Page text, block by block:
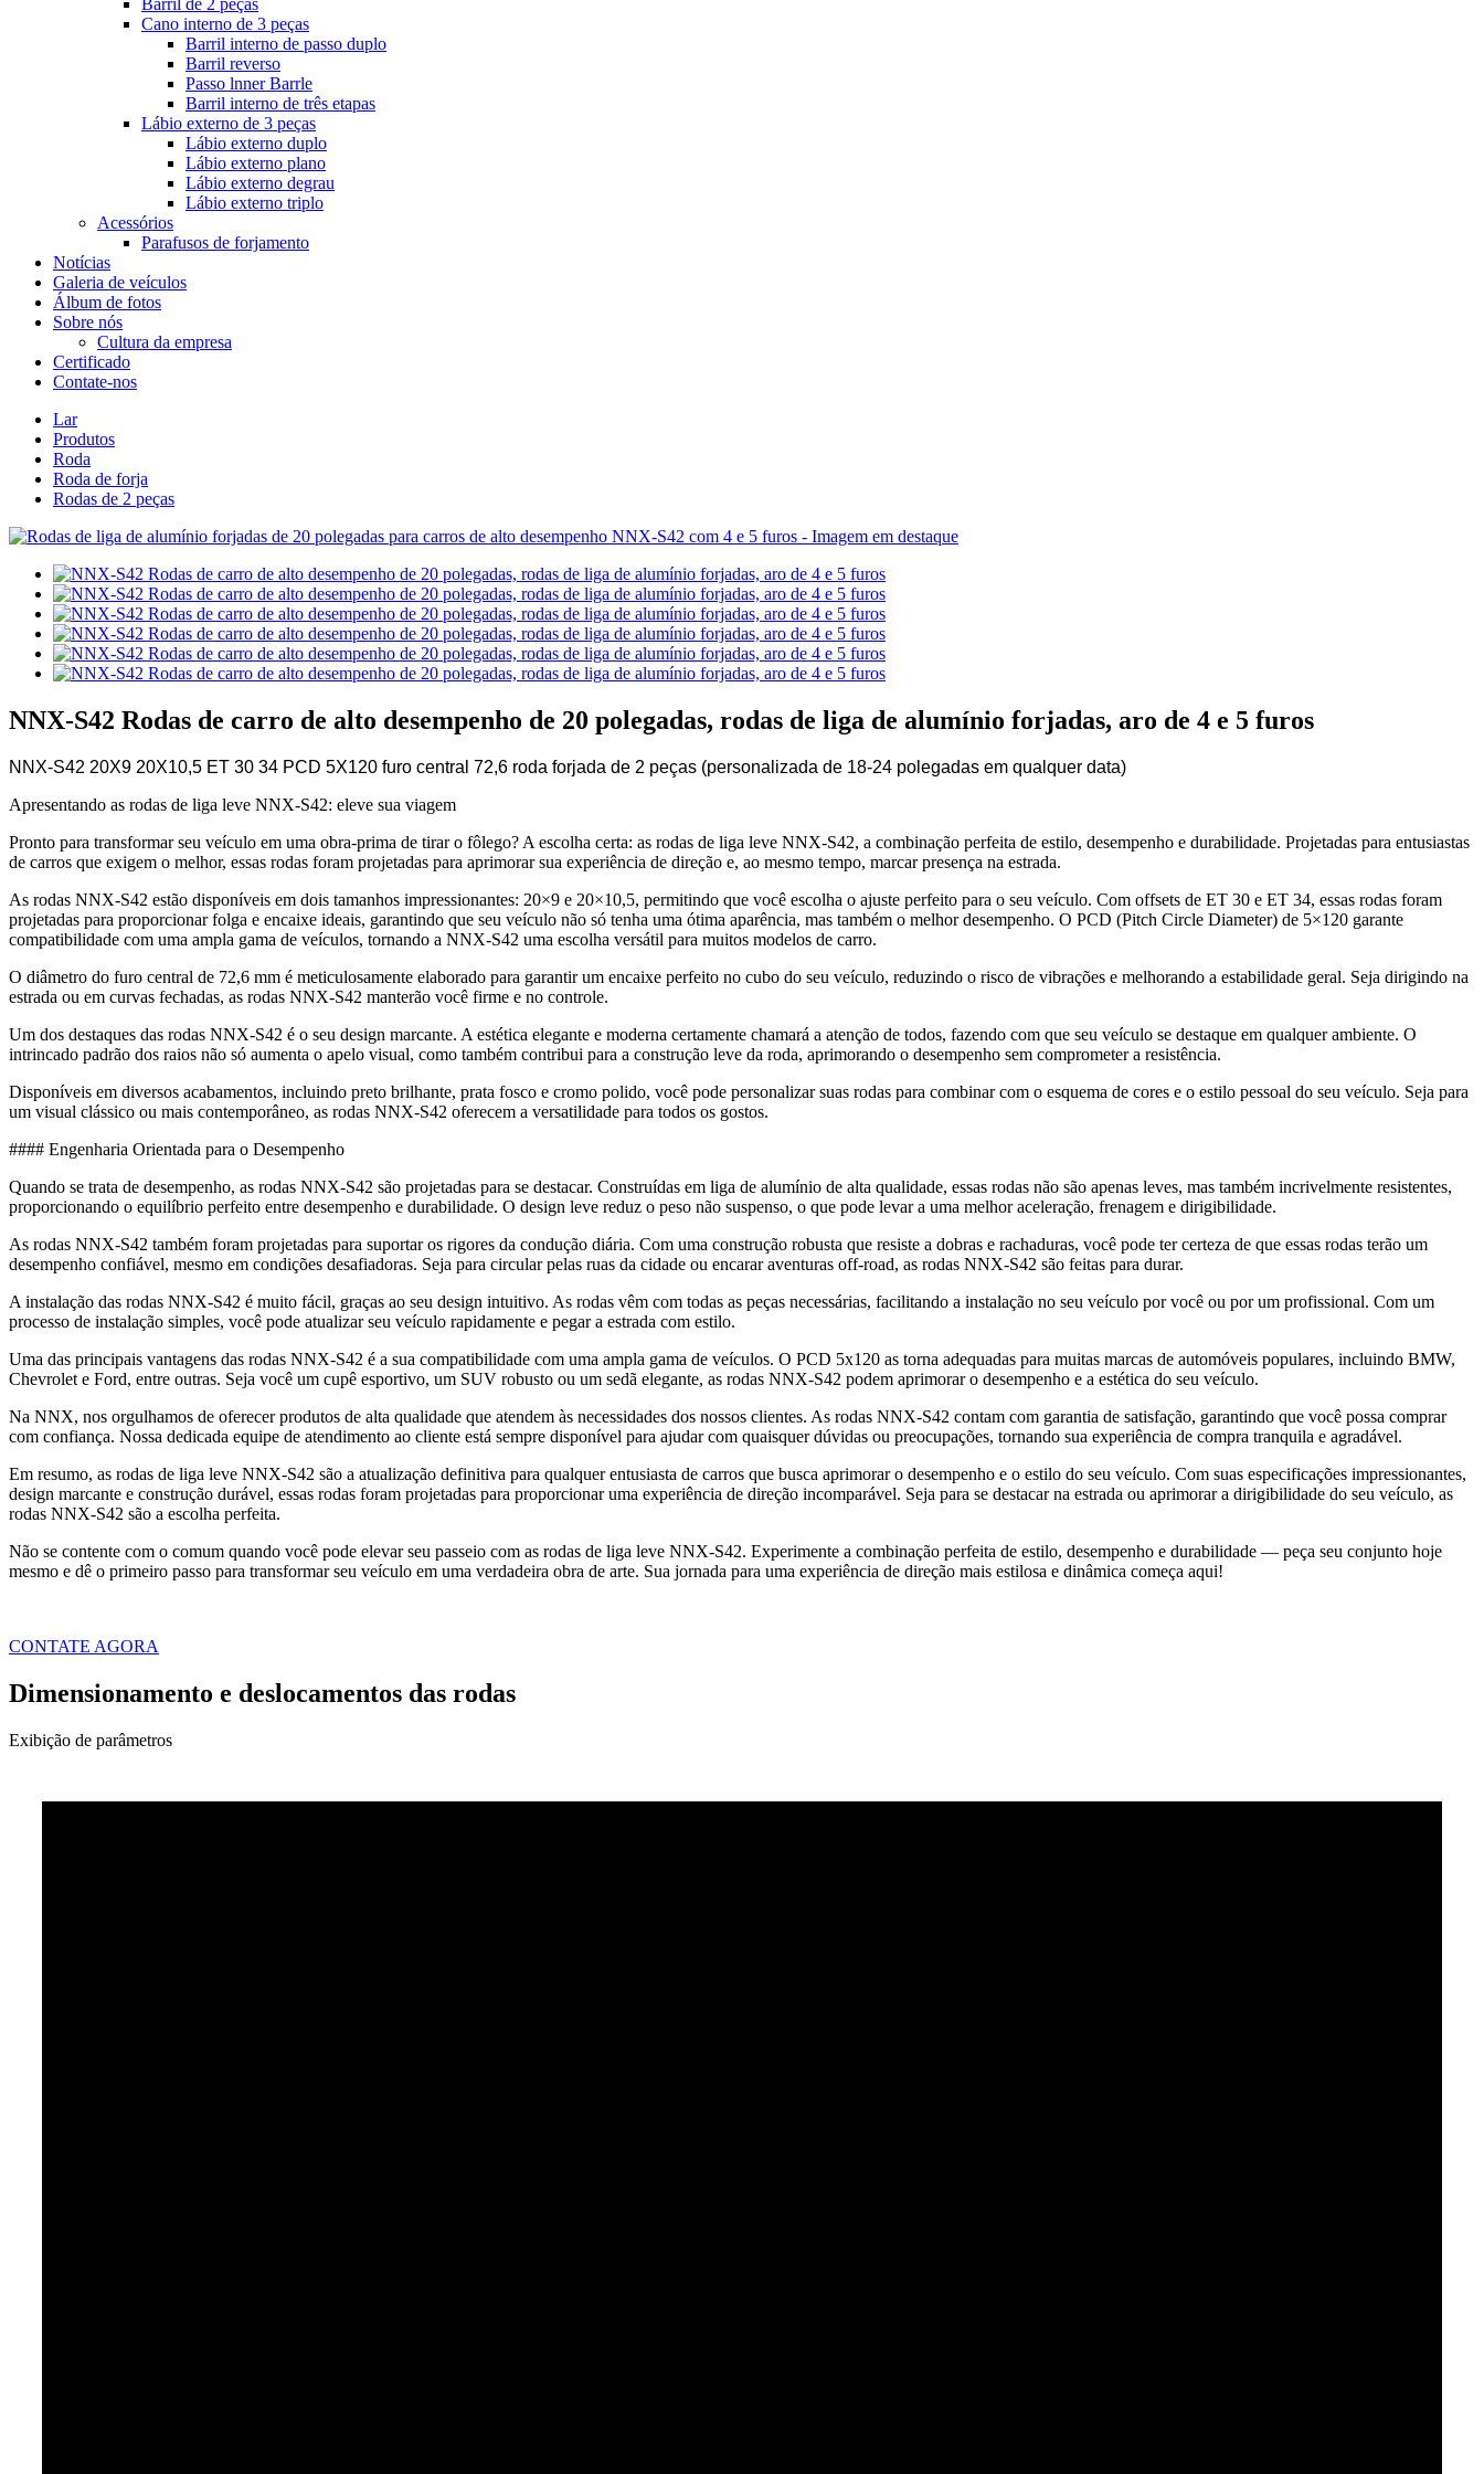
Barril de 2 peças
Cano interno de 3 peças
Barril interno de passo duplo
Barril reverso
Passo lnner Barrle
Barril interno de três etapas
Lábio externo de 3 peças
Lábio externo duplo
Lábio externo plano
Lábio externo degrau
Lábio externo triplo
Acessórios
Parafusos de forjamento
Notícias
Galeria de veículos
Álbum de fotos
Sobre nós
Cultura da empresa
Certificado
Contate-nos
Lar
Produtos
Roda
Roda de forja
Rodas de 2 peças
NNX-S42 Rodas de carro de alto desempenho de 20 polegadas, rodas de liga de alumínio forjadas, aro de 4 e 5 furos
NNX-S42 20X9 20X10,5 ET 30 34 PCD 5X120 furo central 72,6 roda forjada de 2 peças (personalizada de 18-24 polegadas em qualquer data)
Apresentando as rodas de liga leve NNX-S42: eleve sua viagem
Pronto para transformar seu veículo em uma obra-prima de tirar o fôlego? A escolha certa: as rodas de liga leve NNX-S42, a combinação perfeita de estilo, desempenho e durabilidade. Projetadas para entusiastas
de carros que exigem o melhor, essas rodas foram projetadas para aprimorar sua experiência de direção e, ao mesmo tempo, marcar presença na estrada.
As rodas NNX-S42 estão disponíveis em dois tamanhos impressionantes: 20×9 e 20×10,5, permitindo que você escolha o ajuste perfeito para o seu veículo. Com offsets de ET 30 e ET 34, essas rodas foram
projetadas para proporcionar folga e encaixe ideais, garantindo que seu veículo não só tenha uma ótima aparência, mas também o melhor desempenho. O PCD (Pitch Circle Diameter) de 5×120 garante
compatibilidade com uma ampla gama de veículos, tornando a NNX-S42 uma escolha versátil para muitos modelos de carro.
O diâmetro do furo central de 72,6 mm é meticulosamente elaborado para garantir um encaixe perfeito no cubo do seu veículo, reduzindo o risco de vibrações e melhorando a estabilidade geral. Seja dirigindo na
estrada ou em curvas fechadas, as rodas NNX-S42 manterão você firme e no controle.
Um dos destaques das rodas NNX-S42 é o seu design marcante. A estética elegante e moderna certamente chamará a atenção de todos, fazendo com que seu veículo se destaque em qualquer ambiente. O
intrincado padrão dos raios não só aumenta o apelo visual, como também contribui para a construção leve da roda, aprimorando o desempenho sem comprometer a resistência.
Disponíveis em diversos acabamentos, incluindo preto brilhante, prata fosco e cromo polido, você pode personalizar suas rodas para combinar com o esquema de cores e o estilo pessoal do seu veículo. Seja para
um visual clássico ou mais contemporâneo, as rodas NNX-S42 oferecem a versatilidade para todos os gostos.
#### Engenharia Orientada para o Desempenho
Quando se trata de desempenho, as rodas NNX-S42 são projetadas para se destacar. Construídas em liga de alumínio de alta qualidade, essas rodas não são apenas leves, mas também incrivelmente resistentes,
proporcionando o equilíbrio perfeito entre desempenho e durabilidade. O design leve reduz o peso não suspenso, o que pode levar a uma melhor aceleração, frenagem e dirigibilidade.
As rodas NNX-S42 também foram projetadas para suportar os rigores da condução diária. Com uma construção robusta que resiste a dobras e rachaduras, você pode ter certeza de que essas rodas terão um
desempenho confiável, mesmo em condições desafiadoras. Seja para circular pelas ruas da cidade ou encarar aventuras off-road, as rodas NNX-S42 são feitas para durar.
A instalação das rodas NNX-S42 é muito fácil, graças ao seu design intuitivo. As rodas vêm com todas as peças necessárias, facilitando a instalação no seu veículo por você ou por um profissional. Com um
processo de instalação simples, você pode atualizar seu veículo rapidamente e pegar a estrada com estilo.
Uma das principais vantagens das rodas NNX-S42 é a sua compatibilidade com uma ampla gama de veículos. O PCD 5x120 as torna adequadas para muitas marcas de automóveis populares, incluindo BMW,
Chevrolet e Ford, entre outras. Seja você um cupê esportivo, um SUV robusto ou um sedã elegante, as rodas NNX-S42 podem aprimorar o desempenho e a estética do seu veículo.
Na NNX, nos orgulhamos de oferecer produtos de alta qualidade que atendem às necessidades dos nossos clientes. As rodas NNX-S42 contam com garantia de satisfação, garantindo que você possa comprar
com confiança. Nossa dedicada equipe de atendimento ao cliente está sempre disponível para ajudar com quaisquer dúvidas ou preocupações, tornando sua experiência de compra tranquila e agradável.
Em resumo, as rodas de liga leve NNX-S42 são a atualização definitiva para qualquer entusiasta de carros que busca aprimorar o desempenho e o estilo do seu veículo. Com suas especificações impressionantes,
design marcante e construção durável, essas rodas foram projetadas para proporcionar uma experiência de direção incomparável. Seja para se destacar na estrada ou aprimorar a dirigibilidade do seu veículo, as
rodas NNX-S42 são a escolha perfeita.
Não se contente com o comum quando você pode elevar seu passeio com as rodas de liga leve NNX-S42. Experimente a combinação perfeita de estilo, desempenho e durabilidade — peça seu conjunto hoje
mesmo e dê o primeiro passo para transformar seu veículo em uma verdadeira obra de arte. Sua jornada para uma experiência de direção mais estilosa e dinâmica começa aqui!
CONTATE AGORA
Dimensionamento e deslocamentos das rodas
Exibição de parâmetros